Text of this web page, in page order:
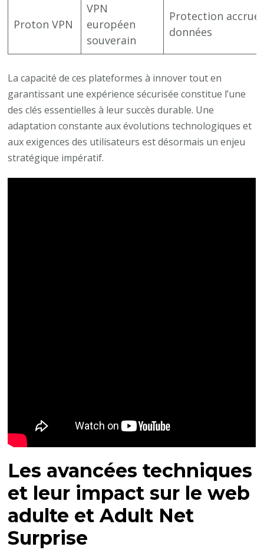
Proton VPN
VPN
européen
souverain
Protection accrue
données
La capacité de ces plateformes à innover tout en
garantissant une expérience sécurisée constitue l’une
des clés essentielles à leur succès durable. Une
adaptation constante aux évolutions technologiques et
aux exigences des utilisateurs est désormais un enjeu
stratégique impératif.
Les avancées techniques
et leur impact sur le web
adulte et Adult Net
Surprise